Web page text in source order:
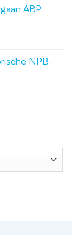
ABP
NPB-